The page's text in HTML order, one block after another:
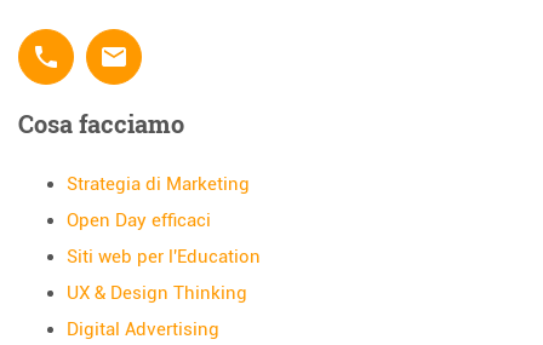
phone email
Cosa facciamo
Strategia di Marketing
Open Day efficaci
Siti web per l'Education
UX & Design Thinking
Digital Advertising